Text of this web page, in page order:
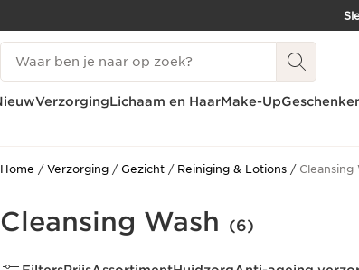
DOORGAAN NAAR INHOUD
GA NAAR DE VOETTEKST
Zoekgeschiedenis
VerzorgingLichaam en HaarMake-Up
Home Verzorging Gezicht Reiniging & Lotions Cleansing
Cleansing Wash (6)